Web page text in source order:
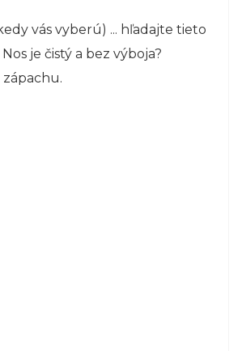
vás vyberú) ... hľadajte tieto
je čistý a bez výboja?